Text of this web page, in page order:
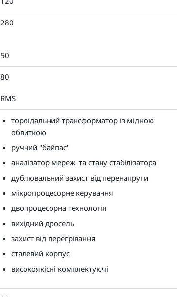
280
50
80
RMS
тороїдальний трансформатор із мідною
обвиткою
ручний "байпас"
аналізатор мережі та стану стабілізатора
дублювальний захист від перенапруги
мікропроцесорне керування
двопроцесорна технологія
вихідний дросель
захист від перегрівання
сталевий корпус
високоякісні комплектуючі